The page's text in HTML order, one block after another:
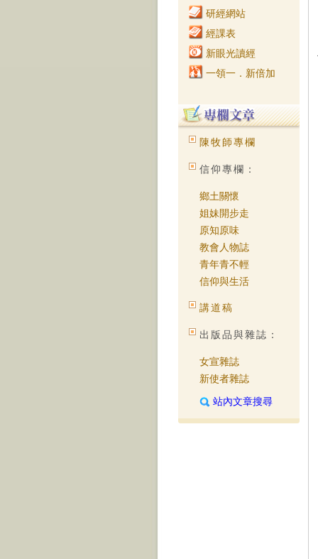
研經網站
經課表
新眼光讀經
一領一．新倍加
陳牧師專欄
信仰專欄：
鄉土關懷
姐妹開步走
原知原味
教會人物誌
青年青不輕
信仰與生活
講道稿
出版品與雜誌：
女宣雜誌
新使者雜誌
站內文章搜尋